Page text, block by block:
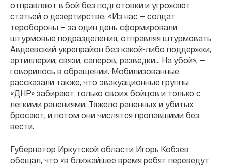
отправляют в бой без подготовки и угрожают
статьей о дезертирстве. «Из нас — солдат
теробороны — за один день сформировали
штурмовые подразделения, отправляя штурмовать
Авдеевский укрепрайон без какой-либо поддержки,
артиллерии, связи, саперов, разведки... На убой», —
говорилось в обращении. Мобилизованные
рассказали также, что эвакуационные группы
«ДНР» забирают только своих бойцов и только с
легкими ранениями. Тяжело раненных и убитых
бросают, и потом они числятся пропавшими без
вести.
Губернатор Иркутской области Игорь Кобзев
обещал, что «в ближайшее время ребят переведут